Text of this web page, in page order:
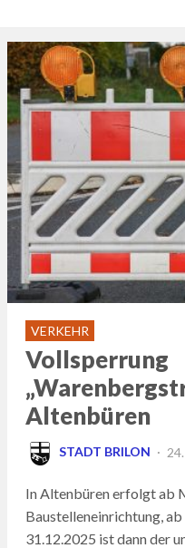
VERKEHR
Vollsperrung
Altenbüren
STADT BRILON
In Altenbüren erfolgt ab
Baustelleneinrichtung,
31.12.2025 ist dann der